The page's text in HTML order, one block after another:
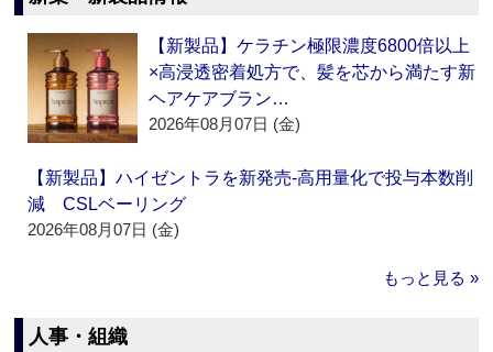
【新製品】ケラチン極限濃度6800倍以上
×高浸透密着処方で、髪を芯から満たす新
ヘアケアブラン…
2026年08月07日 (金)
【新製品】ハイゼントラを新発売‐高用量化で投与本数削
減 CSLベーリング
2026年08月07日 (金)
もっと見る »
人事・組織